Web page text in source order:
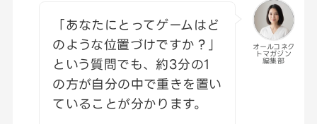
オールコネク
トマガジン
編集部
「あなたにとってゲームはど
のような位置づけですか？」
という質問でも、約3分の1
の方が自分の中で重きを置い
ていることが分かります。